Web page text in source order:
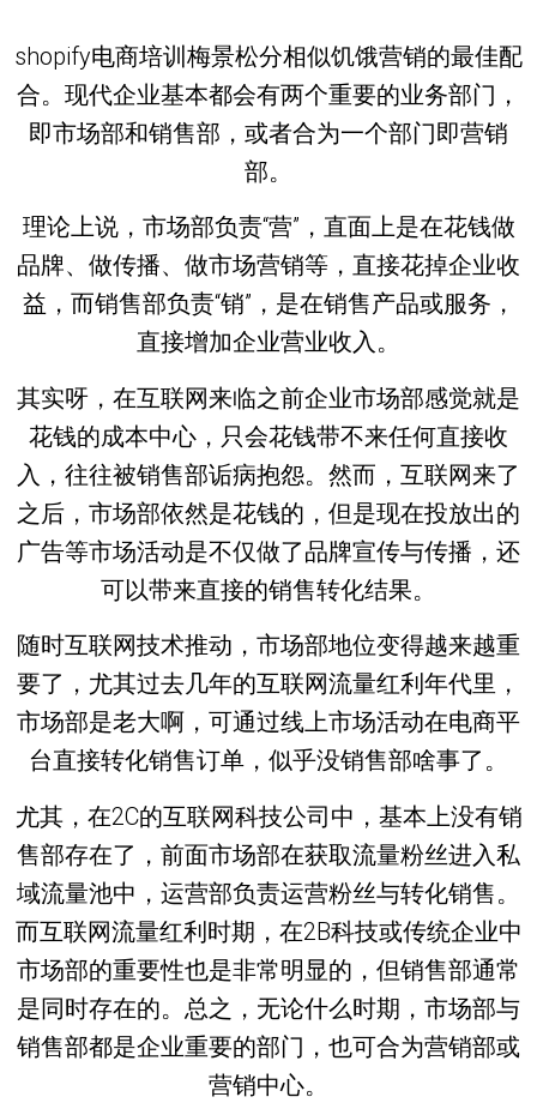
shopify电商培训梅景松分相似饥饿营销的最佳配
合。现代企业基本都会有两个重要的业务部门，
即市场部和销售部，或者合为一个部门即营销
部。
理论上说，市场部负责“营”，直面上是在花钱做
品牌、做传播、做市场营销等，直接花掉企业收
益，而销售部负责“销”，是在销售产品或服务，
直接增加企业营业收入。
其实呀，在互联网来临之前企业市场部感觉就是
花钱的成本中心，只会花钱带不来任何直接收
入，往往被销售部诟病抱怨。然而，互联网来了
之后，市场部依然是花钱的，但是现在投放出的
广告等市场活动是不仅做了品牌宣传与传播，还
可以带来直接的销售转化结果。
随时互联网技术推动，市场部地位变得越来越重
要了，尤其过去几年的互联网流量红利年代里，
市场部是老大啊，可通过线上市场活动在电商平
台直接转化销售订单，似乎没销售部啥事了。
尤其，在2C的互联网科技公司中，基本上没有销
售部存在了，前面市场部在获取流量粉丝进入私
域流量池中，运营部负责运营粉丝与转化销售。
而互联网流量红利时期，在2B科技或传统企业中
市场部的重要性也是非常明显的，但销售部通常
是同时存在的。总之，无论什么时期，市场部与
销售部都是企业重要的部门，也可合为营销部或
营销中心。